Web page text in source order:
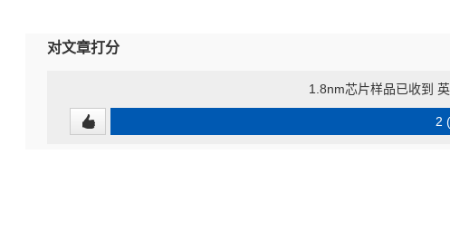
对文章打分
1.8nm芯片样品已收到
2